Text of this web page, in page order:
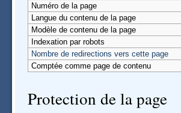
Numéro de la page
Langue du contenu de la page
Modèle de contenu de la page
Indexation par robots
Nombre de redirections vers cette page
Comptée comme page de contenu
Protection de la page